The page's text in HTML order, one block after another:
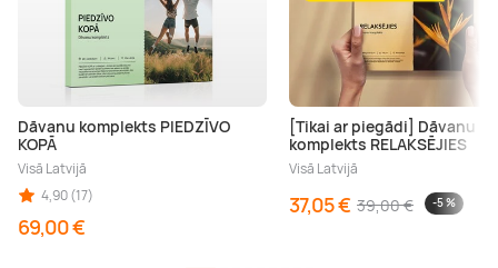
Dāvanu komplekts PIEDZĪVO
KOPĀ
Visā Latvijā
4,90 (17)
69,00 €
[Tikai ar piegādi] Dāvanu
komplekts RELAKSĒJIES
Visā Latvijā
37,05 € 39,00 € -5 %